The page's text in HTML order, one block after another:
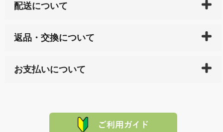
配送について
天ペイ」の方はご注文受付後）、 長崎県下全域に点在
サイト内で購入された商品の送料は、こちらの
全国送
れの生産メーカーからお客様の元へ直送いたしますの
返品・交換について
または配送途中の 事故などで不都合が生じている場合
品代金を返金いたします。）
その際は誠に申し訳ありませんが、当協会までご注文
お支払いについて
た場合、お客様からの ご入金を確認した後で、商品を